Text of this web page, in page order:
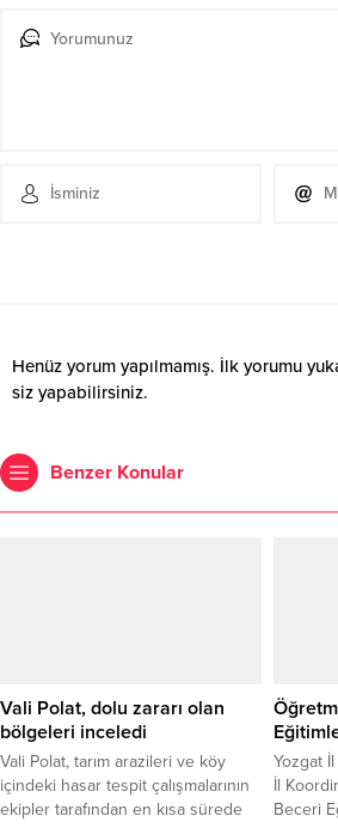
Henüz yorum yapılmamış. İlk yorumu
siz yapabilirsiniz.
Benzer Konular
Vali Polat, dolu zararı olan
bölgeleri inceledi
Vali Polat, tarım arazileri ve köy
içindeki hasar tespit çalışmalarının
ekipler tarafından en kısa sürede
Yozgat
İl
Beceri